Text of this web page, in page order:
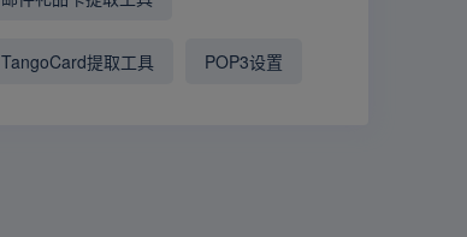
TangoCard提取工具 POP3设置